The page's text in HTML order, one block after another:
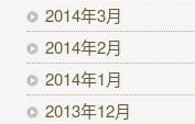
2014年3月
2014年2月
2014年1月
2013年12月